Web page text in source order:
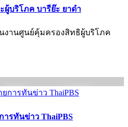
บริโภค บารีย๊ะ ยาดำ
งานศูนย์คุ้มครองสิทธิผู้บริโภค
ารทันข่าว ThaiPBS